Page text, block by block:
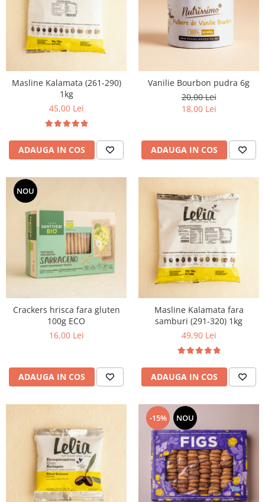
Masline Kalamata (261-290)
1kg
45,00 Lei
ADAUGA IN COS
Vanilie Bourbon pudra 6g
20,00 Lei
18,00 Lei
ADAUGA IN COS
NOU
Crackers hrisca fara gluten
100g ECO
16,00 Lei
ADAUGA IN COS
Masline Kalamata fara
samburi (291-320) 1kg
49,90 Lei
ADAUGA IN COS
-15% NOU